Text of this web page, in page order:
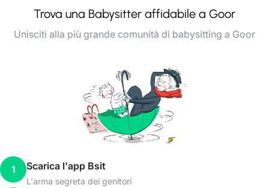
Trova una Babysitter affidabile a Goor
Unisciti alla più grande comunità di babysitting a Goor
1 Scarica l'app Bsit
L'arma segreta dei genitori